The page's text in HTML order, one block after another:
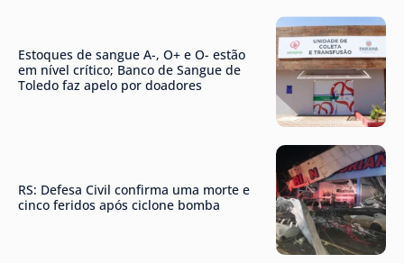
Estoques de sangue A-, O+ e O- estão
em nível crítico; Banco de Sangue de
Toledo faz apelo por doadores
RS: Defesa Civil confirma uma morte e
cinco feridos após ciclone bomba